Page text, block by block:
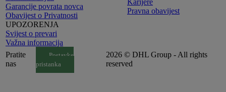
Garancije povrata novca
Obavijest o Privatnosti
UPOZORENJA
Svijest o prevari
Važna informacija
Karijere
Pravna obavijest
Pratite
nas
Postavke
pristanka
2026 © DHL Group - All rights
reserved